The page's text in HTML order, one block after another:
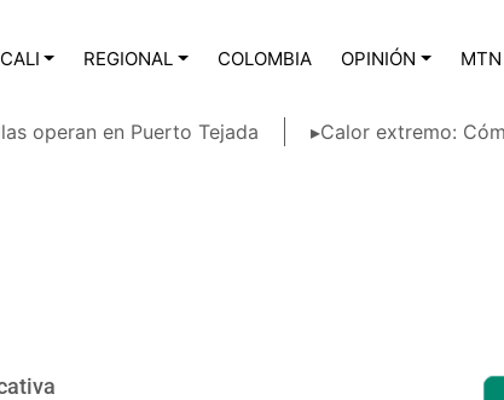
CALI REGIONAL COLOMBIA OPINIÓN MTN
operan en Puerto Tejada ▸Calor extremo: